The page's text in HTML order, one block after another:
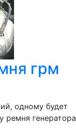
грм
одному будет
ремня генератора